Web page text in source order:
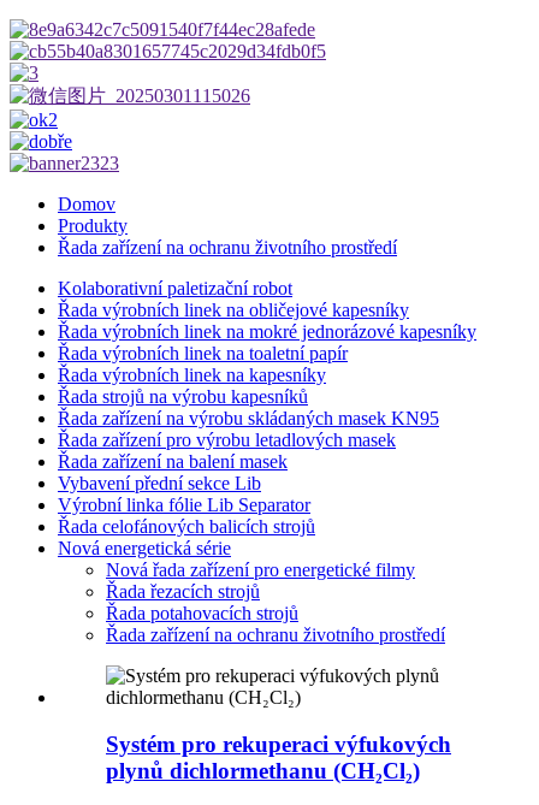
Domov
Produkty
Řada zařízení na ochranu životního prostředí
Kolaborativní paletizační robot
Řada výrobních linek na obličejové kapesníky
Řada výrobních linek na mokré jednorázové kapesníky
Řada výrobních linek na toaletní papír
Řada výrobních linek na kapesníky
Řada strojů na výrobu kapesníků
Řada zařízení na výrobu skládaných masek KN95
Řada zařízení pro výrobu letadlových masek
Řada zařízení na balení masek
Vybavení přední sekce Lib
Výrobní linka fólie Lib Separator
Řada celofánových balicích strojů
Nová energetická série
Nová řada zařízení pro energetické filmy
Řada řezacích strojů
Řada potahovacích strojů
Řada zařízení na ochranu životního prostředí
Systém pro rekuperaci výfukových
plynů dichlormethanu (CH₂Cl₂)